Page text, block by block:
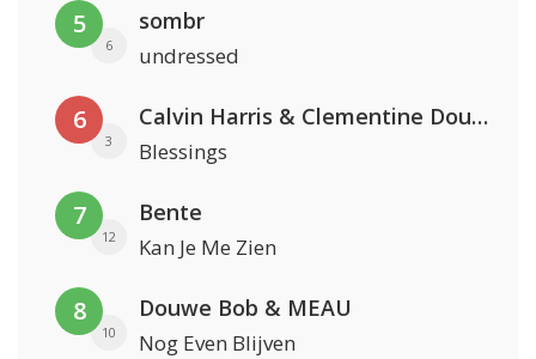
5
6
sombr
undressed
6
3
Calvin Harris & Clementine Douglas
Blessings
7
12
Bente
Kan Je Me Zien
8
10
Douwe Bob & MEAU
Nog Even Blijven